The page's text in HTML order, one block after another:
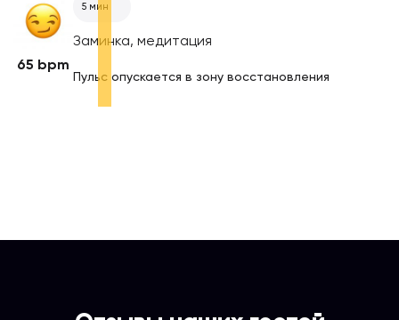
65 bpm
5 мин
Заминка, медитация
Пульс опускается в зону восстановления